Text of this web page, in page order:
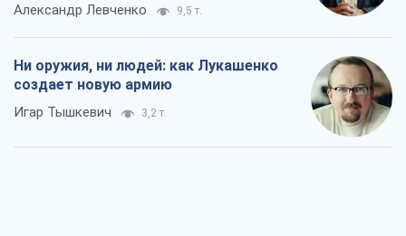
Александр Левченко 9,5 т.
Ни оружия, ни людей: как Лукашенко
создает новую армию
Игар Тышкевич 3,2 т.